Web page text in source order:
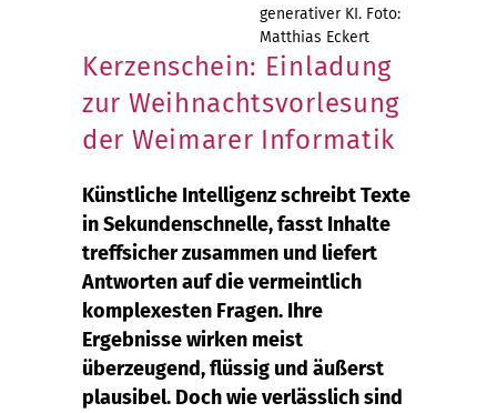
generativer KI. Foto:
Matthias Eckert
Kerzenschein: Einladung
zur Weihnachtsvorlesung
der Weimarer Informatik
Künstliche Intelligenz schreibt Texte
in Sekundenschnelle, fasst Inhalte
treffsicher zusammen und liefert
Antworten auf die vermeintlich
komplexesten Fragen. Ihre
Ergebnisse wirken meist
überzeugend, flüssig und äußerst
plausibel. Doch wie verlässlich sind